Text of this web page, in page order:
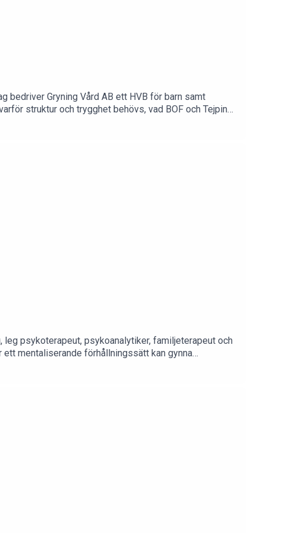
bedriver Gryning Vård AB ett HVB för barn samt
struktur och trygghet behövs, vad BOF och Tejping
psykoterapeut, psykoanalytiker, familjeterapeut och
mentaliserande förhållningssätt kan gynna
kommer sig att vi kan bli lite proffsigare genom att